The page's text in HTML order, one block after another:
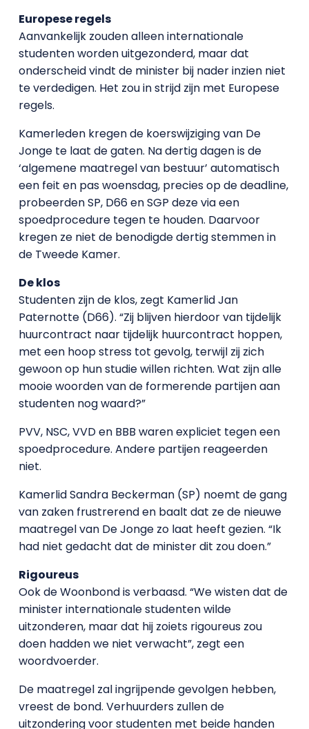
Europese regels
Aanvankelijk zouden alleen internationale
studenten worden uitgezonderd, maar dat
onderscheid vindt de minister bij nader inzien niet
te verdedigen. Het zou in strijd zijn met Europese
regels.
Kamerleden kregen de koerswijziging van De
Jonge te laat de gaten. Na dertig dagen is de
‘algemene maatregel van bestuur’ automatisch
een feit en pas woensdag, precies op de deadline,
probeerden SP, D66 en SGP deze via een
spoedprocedure tegen te houden. Daarvoor
kregen ze niet de benodigde dertig stemmen in
de Tweede Kamer.
De klos
Studenten zijn de klos, zegt Kamerlid Jan
Paternotte (D66). “Zij blijven hierdoor van tijdelijk
huurcontract naar tijdelijk huurcontract hoppen,
met een hoop stress tot gevolg, terwijl zij zich
gewoon op hun studie willen richten. Wat zijn alle
mooie woorden van de formerende partijen aan
studenten nog waard?”
PVV, NSC, VVD en BBB waren expliciet tegen een
spoedprocedure. Andere partijen reageerden
niet.
Kamerlid Sandra Beckerman (SP) noemt de gang
van zaken frustrerend en baalt dat ze de nieuwe
maatregel van De Jonge zo laat heeft gezien. “Ik
had niet gedacht dat de minister dit zou doen.”
Rigoureus
Ook de Woonbond is verbaasd. “We wisten dat de
minister internationale studenten wilde
uitzonderen, maar dat hij zoiets rigoureus zou
doen hadden we niet verwacht”, zegt een
woordvoerder.
De maatregel zal ingrijpende gevolgen hebben,
vreest de bond. Verhuurders zullen de
uitzondering voor studenten met beide handen